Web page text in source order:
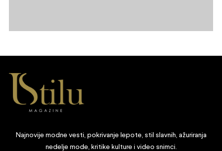
Najnovije modne vesti, pokrivanje lepote, stil slavnih, ažuriranja
nedelje mode, kritike kulture i video snimci.